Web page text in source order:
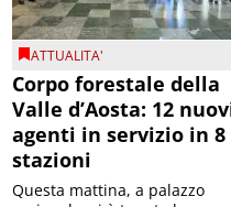
ATTUALITA'
Corpo forestale della
Valle d’Aosta: 12
agenti in servizio in 8
stazioni
Questa mattina, a palazzo